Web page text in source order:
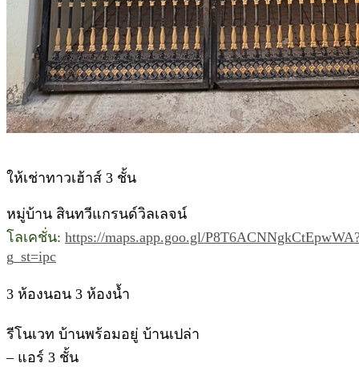
ให้เช่าทาวเฮ้าส์ 3 ชั้น
หมู่บ้าน สินทวีแกรนด์วิลเลจน์
โลเคชั่น: https://maps.app.goo.gl/
g_st=ipc
3 ห้องนอน 3 ห้องน้ำ
รีโนเวท บ้านพร้อมอยู่ บ้านเปล่า
– แอร์ 3 ชั้น